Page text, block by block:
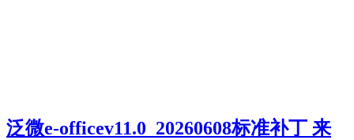
泛微e-officev11.0_20260608标准补丁 来